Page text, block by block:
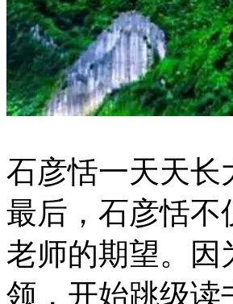
石彦恬一天天长
最后，石彦恬不
老师的期望。因
领，开始跳级读